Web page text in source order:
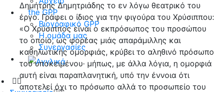
the GPP
Βιογραφικό GPP
Η ομάδα μας
Συνεργασίες
Δημήτρης Δημητριάδης το εν λόγω θεατρικό του
έργο. Γράφει ο ίδιος για την φιγούρα του Χρύσιππου:
«Ο Χρύσιππος είναι ο εκπρόσωπος του προσώπου
το οποίο, ως φορέας μιάς απαράμιλλης και
καθηλωτικής ομορφιάς, κρύβει το αληθινό πρόσωπο
τού υποκειμένου· μήπως, με άλλα λόγια, η ομορφιά
αυτή είναι παραπλανητική, υπό την έννοια ότι
αποτελεί όχι το πρόσωπο αλλά το προσωπείο του